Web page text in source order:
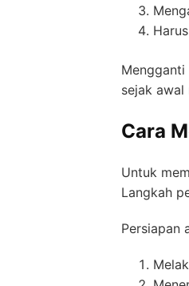
sejak awal
Cara
Untuk
Langkah
Persiapan